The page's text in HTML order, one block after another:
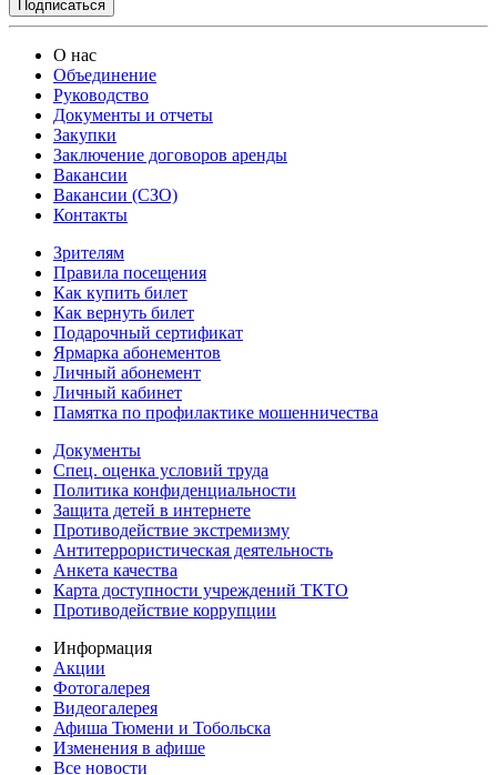
О нас
Объединение
Руководство
Документы и отчеты
Закупки
Заключение договоров аренды
Вакансии
Вакансии (СЗО)
Контакты
Зрителям
Правила посещения
Как купить билет
Как вернуть билет
Подарочный сертификат
Ярмарка абонементов
Личный абонемент
Личный кабинет
Памятка по профилактике мошенничества
Документы
Спец. оценка условий труда
Политика конфиденциальности
Защита детей в интернете
Противодействие экстремизму
Антитеррористическая деятельность
Анкета качества
Карта доступности учреждений ТКТО
Противодействие коррупции
Информация
Акции
Фотогалерея
Видеогалерея
Афиша Тюмени и Тобольска
Изменения в афише
Все новости